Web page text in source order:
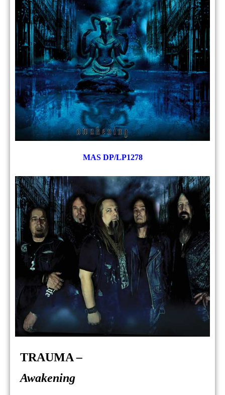
MAS DP/LP1278
TRAUMA–
Awakening